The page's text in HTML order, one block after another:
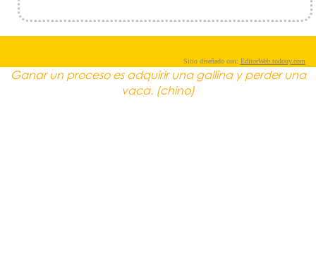
Sitio diseñado con: EditorWeb.todouy.com
Ganar un proceso es adquirir una gallina y perder una
vaca. (chino)